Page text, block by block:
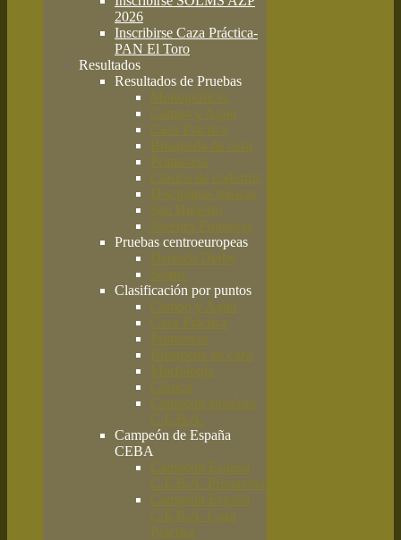
2026
Inscribirse Caza Práctica-
PAN El Toro
Resultados
Resultados de Pruebas
Monográficas
Campo y Agua
Caza Práctica
Búsqueda de caza
Primavera
Clásica de codorniz
Disciplinas básicas
San Huberto
Jóvenes Promesas
Pruebas centroeuropeas
Deutsch Derby
Solms
Clasificación por puntos
Campo y Agua
Caza Práctica
Primavera
Búsqueda de caza
Morfología
Clásica
Campeón absoluto
C.E.B.A.
Campeón de España
CEBA
Campeón España
C.E.B.A. Primavera
Campeón España
C.E.B.A. Caza
Práctica